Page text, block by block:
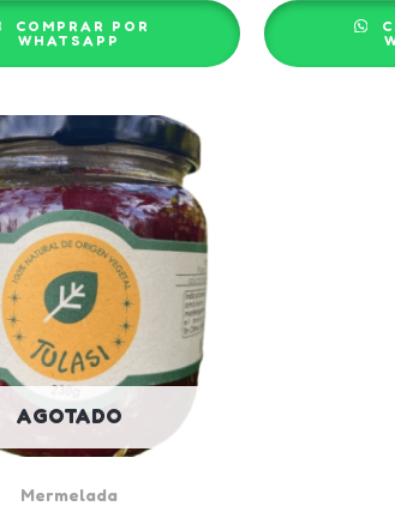
COMPRAR POR
WHATSAPP
AGOTADO
Mermelada